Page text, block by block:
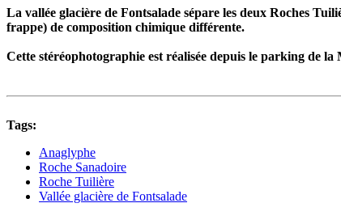
La vallée glacière de Fontsalade sépare les deux Roches
frappe) de composition chimique différente.
Cette stéréophotographie est réalisée depuis le parking de
Tags:
Anaglyphe
Roche Sanadoire
Roche Tuilière
Vallée glacière de Fontsalade